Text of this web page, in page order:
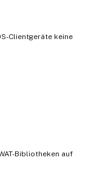
Clientgeräte keine
Bibliotheken auf